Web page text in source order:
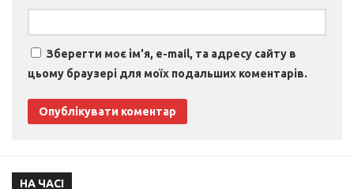
Зберегти моє ім'я, e-mail, та адресу сайту в
цьому браузері для моїх подальших коментарів.
НА ЧАСІ